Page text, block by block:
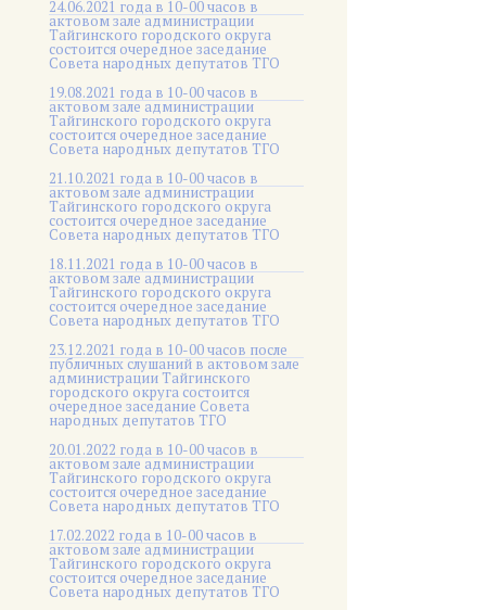
24.06.2021 года в 10-00 часов в
актовом зале администрации
Тайгинского городского округа
состоится очередное заседание
Совета народных депутатов ТГО
19.08.2021 года в 10-00 часов в
актовом зале администрации
Тайгинского городского округа
состоится очередное заседание
Совета народных депутатов ТГО
21.10.2021 года в 10-00 часов в
актовом зале администрации
Тайгинского городского округа
состоится очередное заседание
Совета народных депутатов ТГО
18.11.2021 года в 10-00 часов в
актовом зале администрации
Тайгинского городского округа
состоится очередное заседание
Совета народных депутатов ТГО
23.12.2021 года в 10-00 часов после
публичных слушаний в актовом зале
администрации Тайгинского
городского округа состоится
очередное заседание Совета
народных депутатов ТГО
20.01.2022 года в 10-00 часов в
актовом зале администрации
Тайгинского городского округа
состоится очередное заседание
Совета народных депутатов ТГО
17.02.2022 года в 10-00 часов в
актовом зале администрации
Тайгинского городского округа
состоится очередное заседание
Совета народных депутатов ТГО